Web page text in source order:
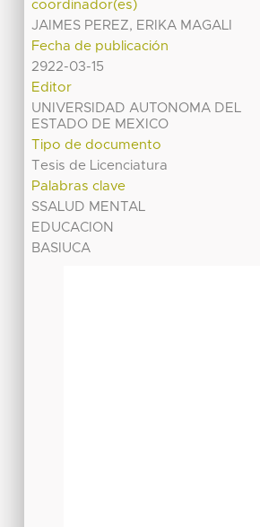
coordinador(es)
JAIMES PEREZ, ERIKA MAGALI
Fecha de publicación
2922-03-15
Editor
UNIVERSIDAD AUTONOMA DEL
ESTADO DE MEXICO
Tipo de documento
Tesis de Licenciatura
Palabras clave
SSALUD MENTAL
EDUCACION
BASIUCA